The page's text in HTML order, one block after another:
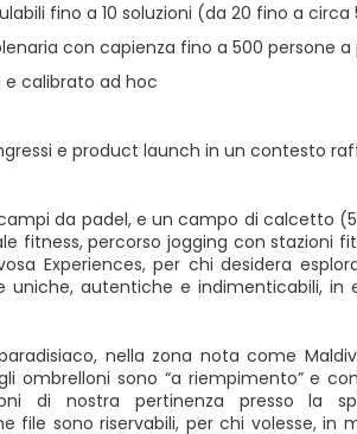
nella zona nota come
ombrelloni sono “a riempimento” e
di nostra pertinenza presso la
file sono riservabili, per chi volesse, in
da padel, e un campo di calcetto
percorso jogging con stazioni
Experiences, per chi desidera
uniche, autentiche e indimenticabili, in
e product launch in un contesto
e calibrato ad hoc
con capienza fino a 500 persone a
fino a 10 soluzioni (da 20 fino a circa